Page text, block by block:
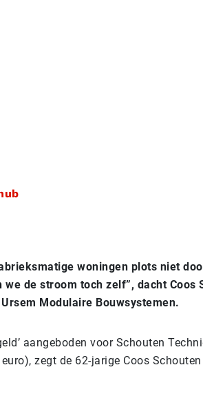
woningen plots niet
we de stroom toch zelf”, dacht Coos
Modulaire Bouwsystemen.
aangeboden voor Schouten
zegt de 62-jarige Coos